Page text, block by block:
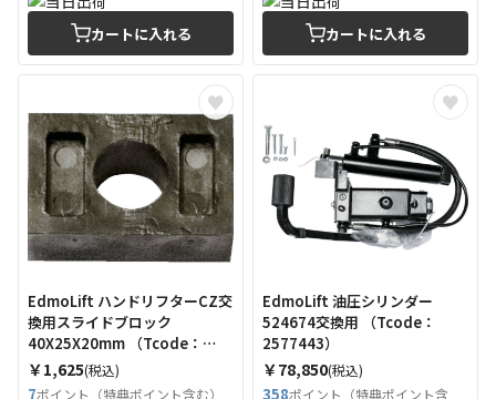
カートに入れる カートに入れる
EdmoLift ハンドリフターCZ交
換用スライドブロック
40X25X20mm （Tcode：
2577439）
￥1,625(税込)
7ポイント（特典ポイント含む）
EdmoLift 油圧シリンダー
524674交換用 （Tcode：
2577443）
￥78,850(税込)
358ポイント（特典ポイント含